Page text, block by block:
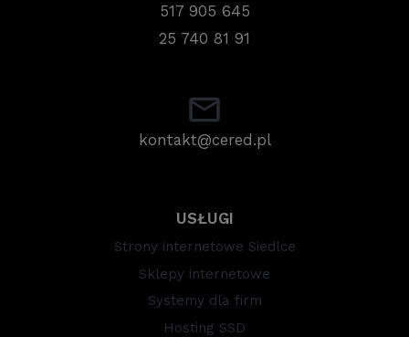
517 905 645
25 740 81 91
kontakt@cered.pl
USŁUGI
Strony internetowe Siedlce
Sklepy internetowe
Systemy dla firm
Hosting SSD